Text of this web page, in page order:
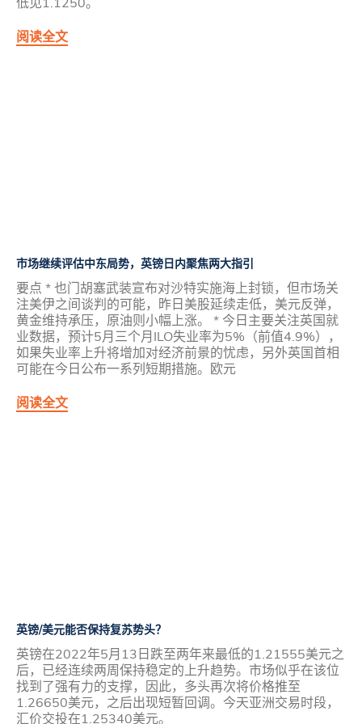
阅读全文
市场继续评估中东局势，英镑日内聚焦两大指引
要点 * 也门胡塞武装宣布对沙特实施海上封锁，但市场关
注美伊之间谈判的可能，昨日美股延续走低，美元反弹，
黄金维持承压，原油则小幅上涨。 * 今日主要关注英国就
业数据，预计5月三个月ILO失业率为5%（前值4.9%），
如果失业率上升将增加对经济前景的忧虑，另外英国首相
可能在今日公布一系列短期措施。欧元
阅读全文
英镑/美元能否保持复苏势头？
英镑在2022年5月13日跌至两年来最低的1.21555美元之
后，已经连续两周保持稳定的上升趋势。市场似乎在该位
找到了强有力的支撑，因此，多头再次将价格推至
1.26650美元，之后出现短暂回调。今天亚洲交易时段，
汇价交投在1.25340美元。